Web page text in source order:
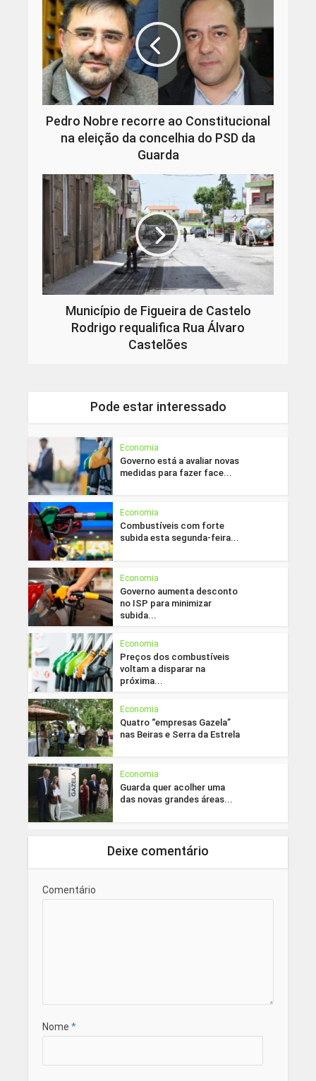
Pedro Nobre recorre ao Constitucional
na eleição da concelhia do PSD da
Guarda
Município de Figueira de Castelo
Rodrigo requalifica Rua Álvaro
Castelões
Pode estar interessado
Economia
Governo está a avaliar novas
medidas para fazer face...
Economia
Combustíveis com forte
subida esta segunda-feira...
Economia
Governo aumenta desconto
no ISP para minimizar
subida...
Economia
Preços dos combustíveis
voltam a disparar na
próxima...
Economia
Quatro “empresas Gazela”
nas Beiras e Serra da Estrela
Economia
Guarda quer acolher uma
das novas grandes áreas...
Deixe comentário
Comentário
Nome *